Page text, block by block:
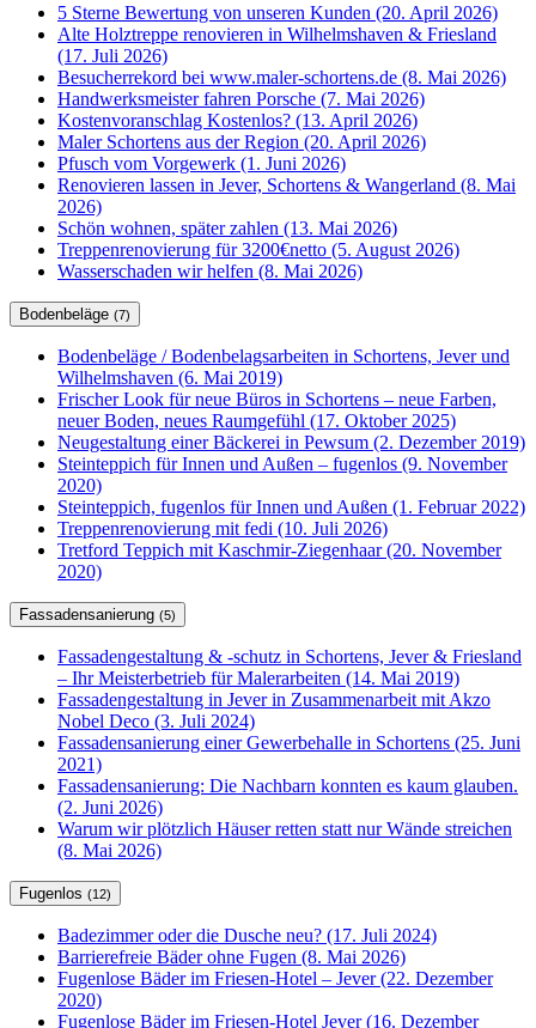
5 Sterne Bewertung von unseren Kunden (20. April 2026)
Alte Holztreppe renovieren in Wilhelmshaven & Friesland
(17. Juli 2026)
Besucherrekord bei www.maler-schortens.de (8. Mai 2026)
Handwerksmeister fahren Porsche (7. Mai 2026)
Kostenvoranschlag Kostenlos? (13. April 2026)
Maler Schortens aus der Region (20. April 2026)
Pfusch vom Vorgewerk (1. Juni 2026)
Renovieren lassen in Jever, Schortens & Wangerland (8. Mai
2026)
Schön wohnen, später zahlen (13. Mai 2026)
Treppenrenovierung für 3200€netto (5. August 2026)
Wasserschaden wir helfen (8. Mai 2026)
Bodenbeläge (7)
Bodenbeläge / Bodenbelagsarbeiten in Schortens, Jever und
Wilhelmshaven (6. Mai 2019)
Frischer Look für neue Büros in Schortens – neue Farben,
neuer Boden, neues Raumgefühl (17. Oktober 2025)
Neugestaltung einer Bäckerei in Pewsum (2. Dezember 2019)
Steinteppich für Innen und Außen – fugenlos (9. November
2020)
Steinteppich, fugenlos für Innen und Außen (1. Februar 2022)
Treppenrenovierung mit fedi (10. Juli 2026)
Tretford Teppich mit Kaschmir-Ziegenhaar (20. November
2020)
Fassadensanierung (5)
Fassadengestaltung & -schutz in Schortens, Jever & Friesland
– Ihr Meisterbetrieb für Malerarbeiten (14. Mai 2019)
Fassadengestaltung in Jever in Zusammenarbeit mit Akzo
Nobel Deco (3. Juli 2024)
Fassadensanierung einer Gewerbehalle in Schortens (25. Juni
2021)
Fassadensanierung: Die Nachbarn konnten es kaum glauben.
(2. Juni 2026)
Warum wir plötzlich Häuser retten statt nur Wände streichen
(8. Mai 2026)
Fugenlos (12)
Badezimmer oder die Dusche neu? (17. Juli 2024)
Barrierefreie Bäder ohne Fugen (8. Mai 2026)
Fugenlose Bäder im Friesen-Hotel – Jever (22. Dezember
2020)
Fugenlose Bäder im Friesen-Hotel Jever (16. Dezember